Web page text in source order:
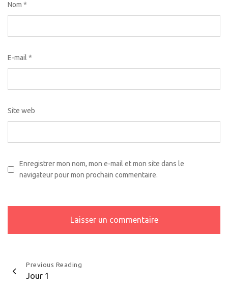
Nom *
E-mail *
Site web
Enregistrer mon nom, mon e-mail et mon site dans le
navigateur pour mon prochain commentaire.
Navigation
Previous Reading
Jour 1